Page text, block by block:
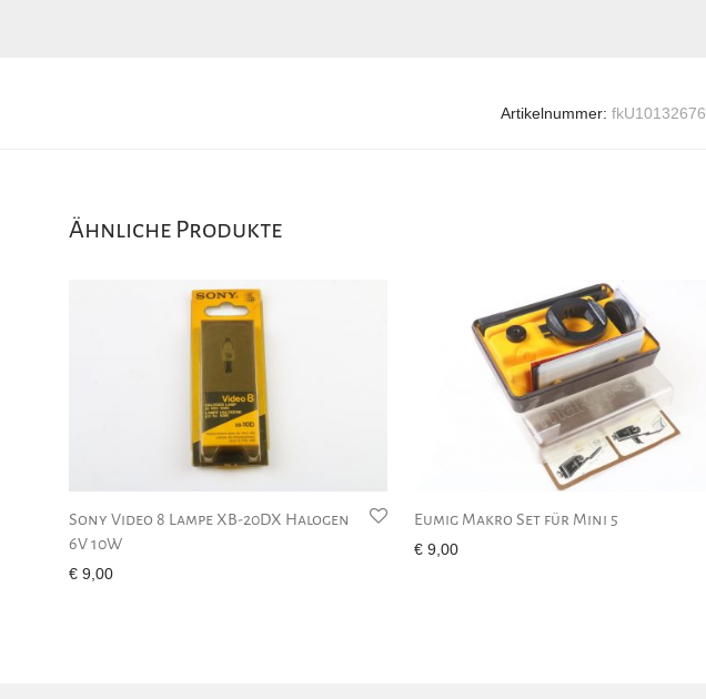
Artikelnummer: fkU10132676
Ähnliche Produkte
Sony Video 8 Lampe XB-20DX Halogen
6V 10W
€ 9,00
Eumig Makro Set für Mini 5
€ 9,00